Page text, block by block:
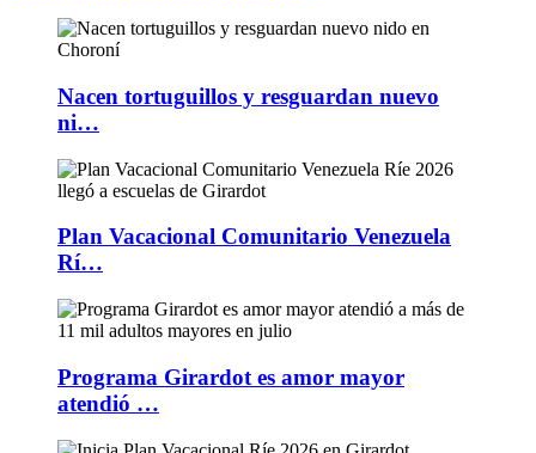
Nacen tortuguillos y resguardan nuevo
ni…
Plan Vacacional Comunitario Venezuela
Rí…
Programa Girardot es amor mayor
atendió …